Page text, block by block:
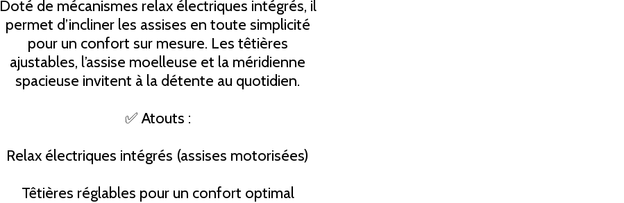
Doté de mécanismes relax électriques intégrés, il
permet d’incliner les assises en toute simplicité
pour un confort sur mesure. Les têtières
ajustables, l’assise moelleuse et la méridienne
spacieuse invitent à la détente au quotidien.
✅ Atouts :
Relax électriques intégrés (assises motorisées)
Têtières réglables pour un confort optimal